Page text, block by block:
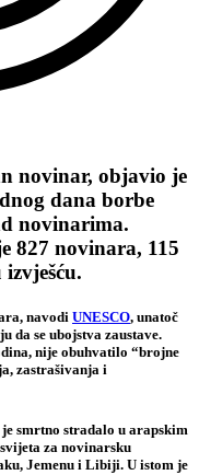
novinar, objavio je
dana borbe
novinarima.
827 novinara, 115
izvješću.
navodi UNESCO, unatoč
da se ubojstva zaustave.
nije obuhvatilo “brojne
zastrašivanja i
smrtno stradalo u arapskim
za novinarsku
Jemenu i Libiji. U istom je